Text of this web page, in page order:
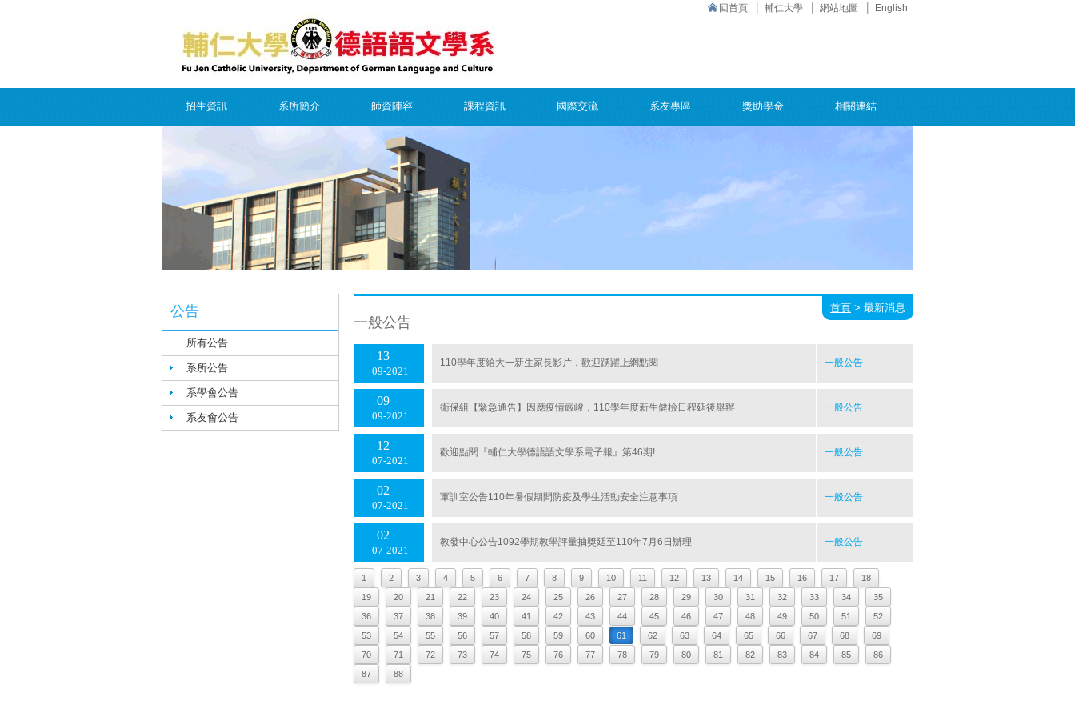
回首頁 輔仁大學 網站地圖 English
招生資訊 系所簡介 師資陣容 課程資訊 國際交流 系友專區 獎助學金 相關連結
公告
所有公告
系所公告
系學會公告
系友會公告
一般公告
首頁 > 最新消息
09 2021
13 110學年度給大一新生家長影片，歡迎踴躍上網點閱 一般公告
09 2021
09 衛保組【緊急通告】因應疫情嚴峻，110學年度新生健檢日程延後舉辦 一般公告
07 2021
12 歡迎點閱『輔仁大學德語語文學系電子報』第46期! 一般公告
07 2021
02 軍訓室公告110年暑假期間防疫及學生活動安全注意事項 一般公告
07 2021
02 教發中心公告1092學期教學評量抽獎延至110年7月6日辦理 一般公告
1 2 3 4 5 6 7 8 9 10 11 12 13 14 15 16 17
18
19
20 21 22 23 24 25 26 27 28 29 30 31 32 33 34
35
36
37 38 39 40 41 42 43 44 45 46 47 48 49 50 51
52
53
54 55 56 57 58 59 60 61 62 63 64 65 66 67 68
69
70
71 72 73 74 75 76 77 78 79 80 81 82 83 84 85
86
87
88